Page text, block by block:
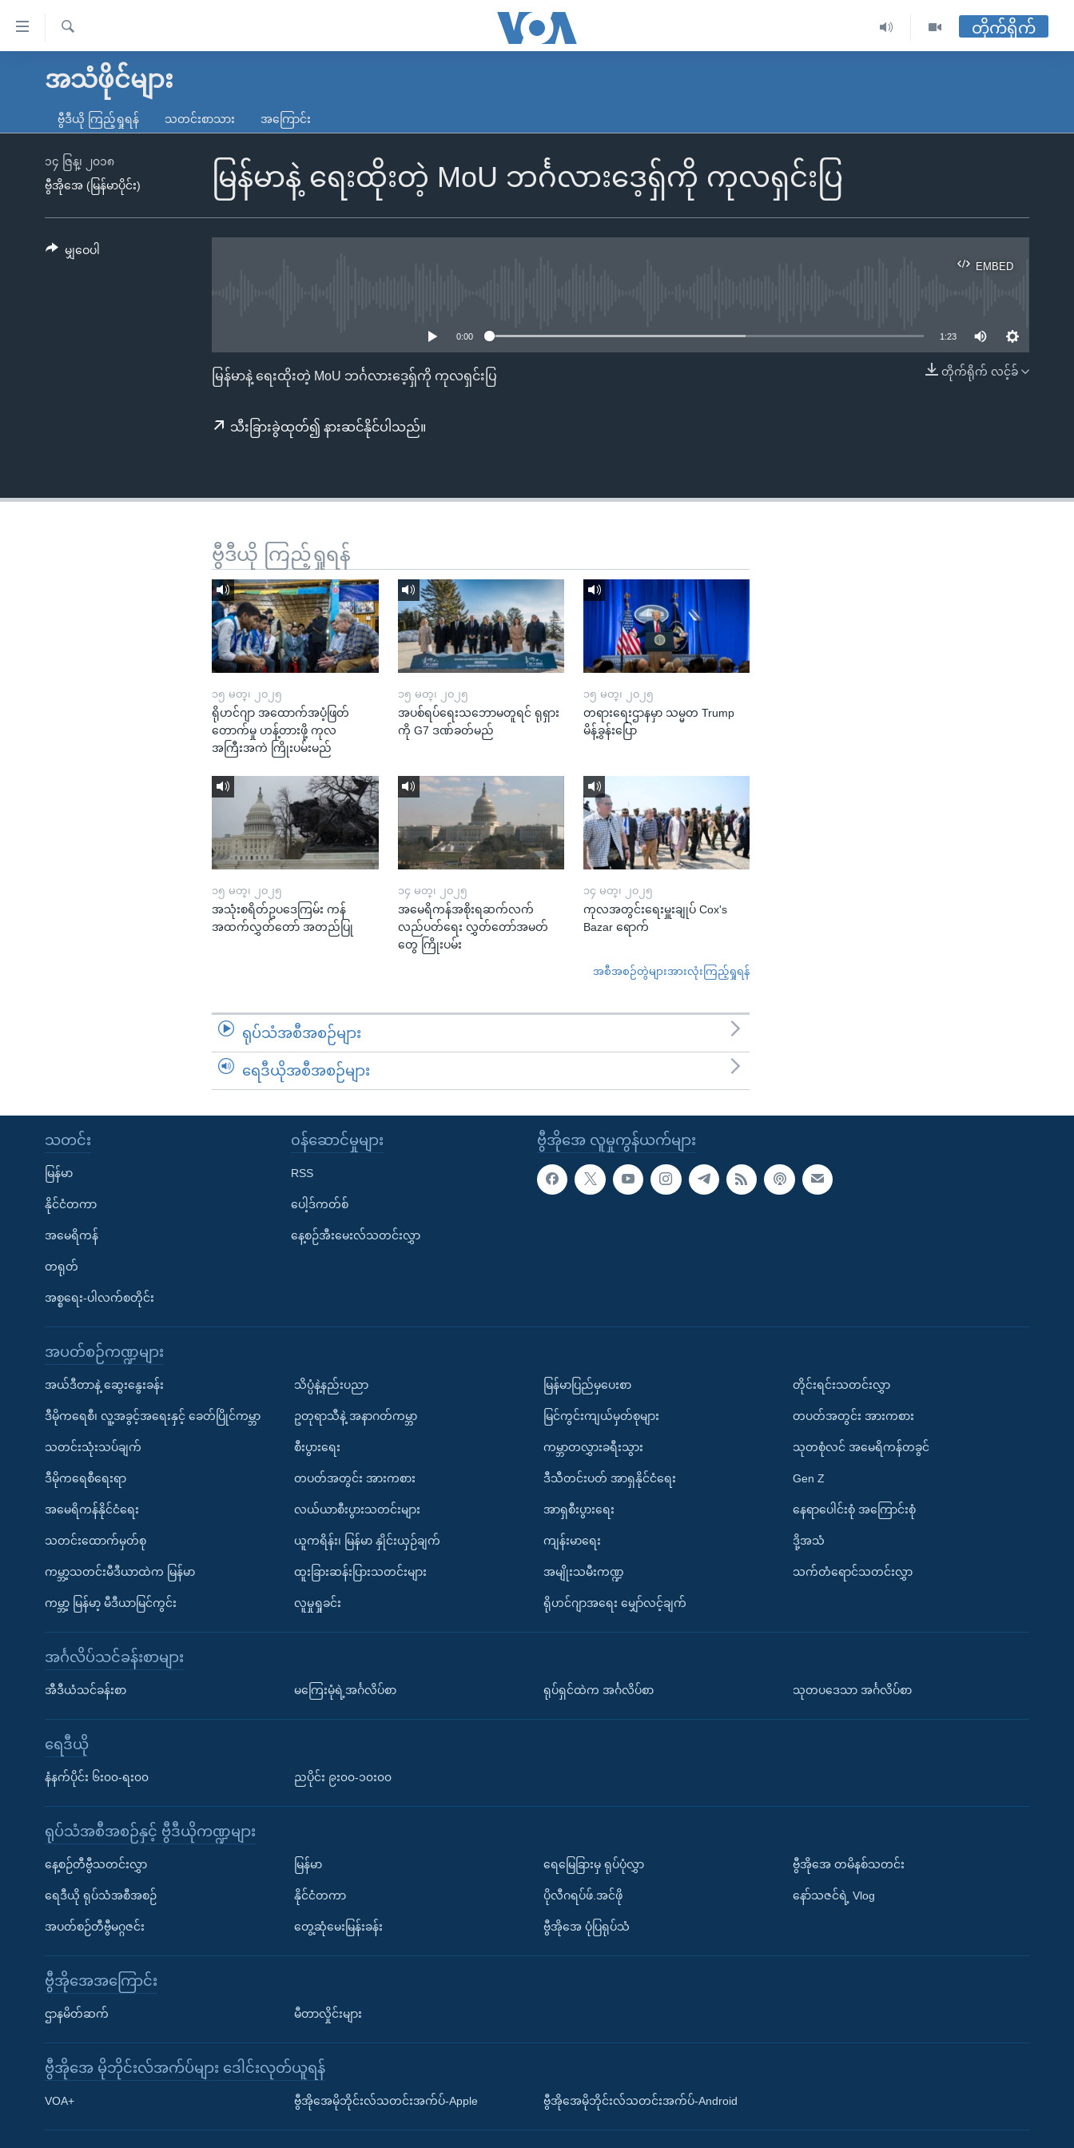
လွယ်ကူ
သည့်
မူလစာမျက်နှာ
ကမ္ဘာ့သတင်းများ
နိုင်ငံတကာ
အမေရိကန်
တရုတ်
အစ္စရေး-ပါလက်စတိုင်း
သတင်းလွတ်လပ်ခွင့်
ရပ်ဝန်းတခု လမ်းတခု အလွန်
အင်္ဂလိပ်စာလေ့လာမယ်
Learning English
ရ
တိုက်ရိုက်
အသံဖိုင်များ
ဗွီဒီယို ကြည့်ရှုရန် သတင်းစာသား အကြောင်း
မြန်မာနဲ့ ရေးထိုးတဲ့ MoU ဘင်္ဂလားဒေ့ရှ်ကို ကုလရှင်းပြ
၁၄ ဇြန္၊ ၂၀၁၈
ဗွီအိုအေ (မြန်မာပိုင်း)
EMBED
EMBED
0:00 1:23
တိုက်ရိုက် လင့်ခ်
မြန်မာနဲ့ ရေးထိုးတဲ့ MoU ဘင်္ဂလားဒေ့ရှ်ကို ကုလရှင်းပြ
သီးခြားခွဲထုတ်၍ နားဆင်နိုင်ပါသည်။
မျှဝေပါ
ဗွီဒီယို ကြည့်ရှုရန်
၁၅ မတ္၊ ၂၀၂၅
ရိုဟင်ဂျာ အထောက်အပံ့ဖြတ်
တောက်မှု ဟန့်တားဖို့ ကုလ
အကြီးအကဲ ကြိုးပမ်းမည်
၁၅ မတ္၊ ၂၀၂၅
အပစ်ရပ်ရေးသဘောမတူရင် ရုရှား
ကို G7 ဒဏ်ခတ်မည်
၁၅ မတ္၊ ၂၀၂၅
တရားရေးဌာနမှာ သမ္မတ Trump
မိန့်ခွန်းပြော
၁၅ မတ္၊ ၂၀၂၅
အသုံးစရိတ်ဥပဒေကြမ်း ကန်
အထက်လွှတ်တော် အတည်ပြု
၁၄ မတ္၊ ၂၀၂၅
အမေရိကန်အစိုးရဆက်လက်
လည်ပတ်ရေး လွှတ်တော်အမတ်
တွေ ကြိုးပမ်း
၁၄ မတ္၊ ၂၀၂၅
ကုလအတွင်းရေးမှူးချုပ် Cox's
Bazar ရောက်
အစီအစဉ်တွဲများအားလုံးကြည့်ရှုရန်
ရုပ်သံအစီအစဉ်များ
ရေဒီယိုအစီအစဉ်များ
ဗွီအိုအေ လူမှုကွန်ယက်များ
သတင်း
မြန်မာ
နိုင်ငံတကာ
အမေရိကန်
တရုတ်
အစ္စရေး-ပါလက်စတိုင်း
၀န်ဆောင်မှုများ
RSS
ပေါ့ဒ်ကတ်စ်
နေ့စဉ်အီးမေးလ်သတင်းလွှာ
အပတ်စဉ်ကဏ္ဍများ
အယ်ဒီတာနဲ့ ဆွေးနွေးခန်း
ဒီမိုကရေစီ၊ လူ့အခွင့်အရေးနှင့် ခေတ်ပြိုင်ကမ္ဘာ
သတင်းသုံးသပ်ချက်
ဒီမိုကရေစီရေးရာ
အမေရိကန်နိုင်ငံရေး
သတင်းထောက်မှတ်စု
ကမ္ဘာ့သတင်းမီဒီယာထဲက မြန်မာ
ကမ္ဘာ့ မြန်မာ့ မီဒီယာမြင်ကွင်း
သိပ္ပံနဲ့နည်းပညာ
ဥတုရာသီနဲ့ အနာဂတ်ကမ္ဘာ
စီးပွားရေး
တပတ်အတွင်း အားကစား
လယ်ယာစီးပွားသတင်းများ
ယူကရိန်း၊ မြန်မာ နှိုင်းယှဉ်ချက်
ထူးခြားဆန်းပြားသတင်းများ
လူမှုရှုခင်း
မြန်မာပြည်မှပေးစာ
မြင်ကွင်းကျယ်မှတ်စုများ
ကမ္ဘာတလွှားခရီးသွား
ဒီသီတင်းပတ် အာရှနိုင်ငံရေး
အာရှစီးပွားရေး
ကျန်းမာရေး
အမျိုးသမီးကဏ္ဍ
ရိုဟင်ဂျာအရေး မျှော်လင့်ချက်
တိုင်းရင်းသတင်းလွှာ
တပတ်အတွင်း အားကစား
သုတစုံလင် အမေရိကန်တခွင်
Gen Z
နေရာပေါင်းစုံ အကြောင်းစုံ
ဒို့အသံ
သက်တံရောင်သတင်းလွှာ
အင်္ဂလိပ်သင်ခန်းစာများ
အီဒီယံသင်ခန်းစာ မကြေးမုံရဲ့အင်္ဂလိပ်စာ ရုပ်ရှင်ထဲက အင်္ဂလိပ်စာ သုတပဒေသာ အင်္ဂလိပ်စာ
ရေဒီယို
နံနက်ပိုင်း ၆း၀၀-ရး၀၀ ညပိုင်း ၉း၀၀-၁၀း၀၀
ရုပ်သံအစီအစဉ်နှင့် ဗွီဒီယိုကဏ္ဍများ
နေ့စဉ်တီဗွီသတင်းလွှာ
ရေဒီယို ရုပ်သံအစီအစဉ်
အပတ်စဉ်တီဗွီမဂ္ဂဇင်း
မြန်မာ
နိုင်ငံတကာ
တွေ့ဆုံမေးမြန်းခန်း
ရေမြေခြားမှ ရုပ်ပုံလွှာ
ပိုလီဂရပ်ဖ်.အင်ဖို
ဗွီအိုအေ ပုံပြရုပ်သံ
ဗွီအိုအေ တမိနစ်သတင်း
နော်သဇင်ရဲ့ Vlog
ဗွီအိုအေအကြောင်း
ဌာနမိတ်ဆက် မီတာလှိုင်းများ
ဗွီအိုအေ မိုဘိုင်းလ်အက်ပ်များ ဒေါင်းလုတ်ယူရန်
VOA+ ဗွီအိုအေမိုဘိုင်းလ်သတင်းအက်ပ်-Apple ဗွီအိုအေမိုဘိုင်းလ်သတင်းအက်ပ်-Android